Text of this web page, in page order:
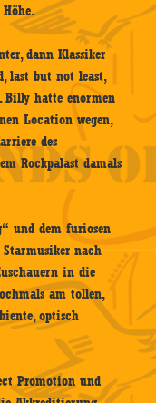
dann Klassiker
last but not least,
Billy hatte enormen
Location wegen,
des
Rockpalast damals
und dem furiosen
Starmusiker nach
in die
am tollen,
optisch
Promotion und